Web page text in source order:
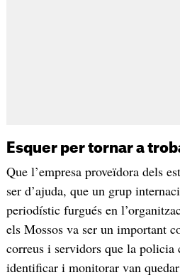
Esquer per tornar a
Que l’empresa proveïdora dels
ser d’ajuda, que un grup
periodístic furgués en
els Mossos va ser un important
correus i servidors que la policia
identificar i monitorar van